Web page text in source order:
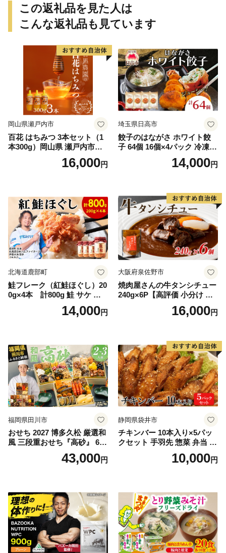
この返礼品を見た人は
こんな返礼品も見ています
岡山県瀬戸内市
百花 はちみつ 3本セット（1
本300g）岡山県 瀬戸内市産
石黒農園 ヨーグルト パン 砂
糖の代わり 香り高い いい香
16,000円
埼玉県日高市
餃子のはながさ ホワイト餃
子 64個 16個×4パック 冷凍
中華 点心 B級グルメ ご当地
野菜 おつまみ おかず 簡単調
ー ギフト お取り寄せ 日高市
14,000円
北海道鹿部町
鮭フレーク（紅鮭ほぐし）20
0g×4本 計800g 鮭 サケ 鮭
ほぐし サケフレーク シャケ
フレーク 鮭フレーク14,000円
大阪府泉佐野市
焼肉屋さんの牛タンシチュー
240g×6P【高評価 小分け 惣
菜 牛たん 一人暮らし 冷凍】
16,000円
福岡県田川市
おせち 2027 博多久松 厳選和
風 三段重おせち『高砂』 6.5
寸 3段重 2～3人前 おせち料
理 重箱 お正月 冷凍おせち 縁
ち 本格おせち おせち予約 年
末 年始 お取り寄せ 新春 贅沢
おせち こだわりおせち 惣菜
老舗おせち ふるさと納税お
せち 御節 お節料理 正月 調理
不要 おせち料理2027
43,000円
静岡県袋井市
チキンバー 10本入り×5パッ
クセット 手羽先 惣菜 弁当 お
かず お酒 おつまみ ギフト キ
ャンプ アウトドア キャンプ
10,000円